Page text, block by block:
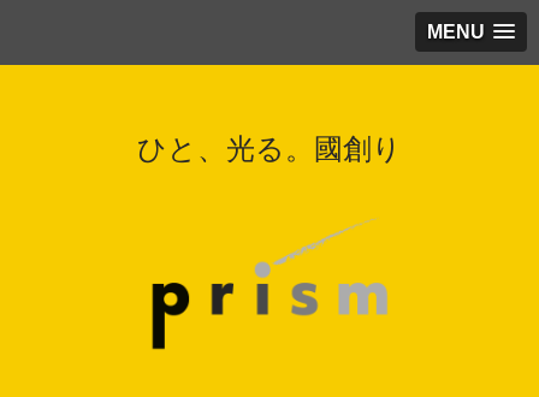
MENU
ひと、光る。國創り